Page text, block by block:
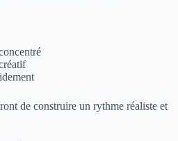
de construire un rythme réaliste et